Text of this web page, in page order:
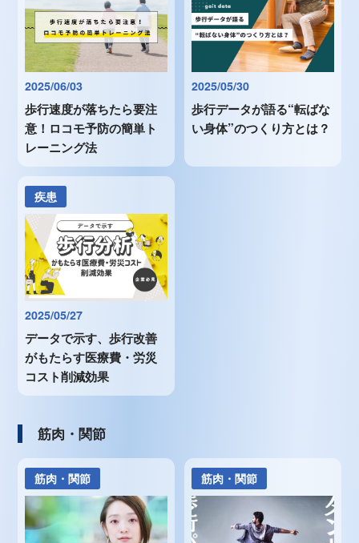
2025/06/03
歩行速度が落ちたら要注
意！ロコモ予防の簡単ト
レーニング法
2025/05/30
歩行データが語る“転ばな
い身体”のつくり方とは？
疾患
2025/05/27
データで示す、歩行改善
がもたらす医療費・労災
コスト削減効果
筋肉・関節
筋肉・関節 筋肉・関節